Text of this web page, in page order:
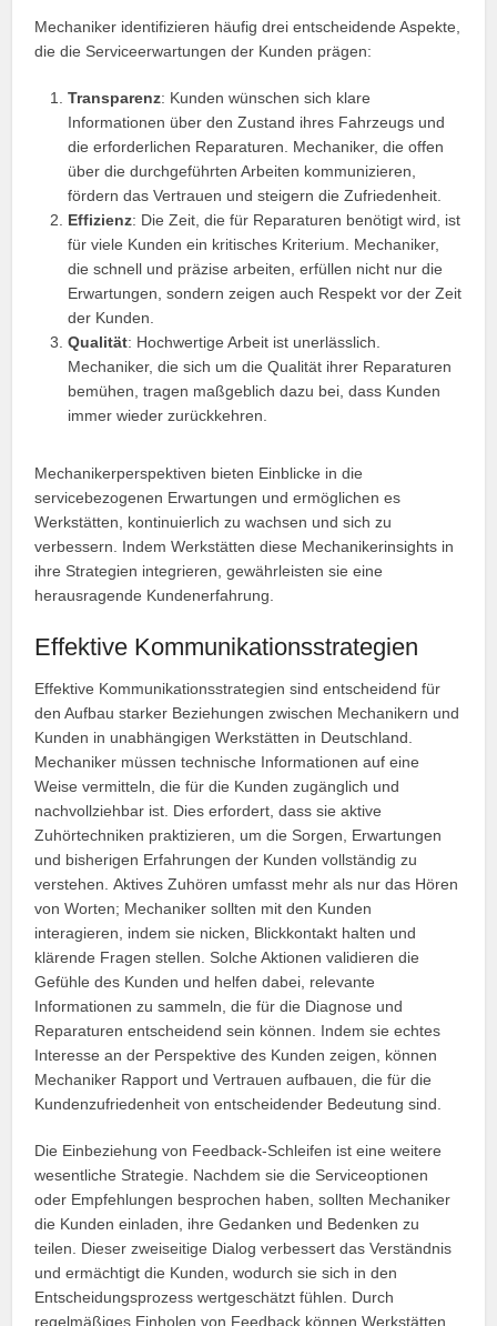
Mechaniker identifizieren häufig drei entscheidende Aspekte,
die die Serviceerwartungen der Kunden prägen:
Transparenz: Kunden wünschen sich klare
Informationen über den Zustand ihres Fahrzeugs und
die erforderlichen Reparaturen. Mechaniker, die offen
über die durchgeführten Arbeiten kommunizieren,
fördern das Vertrauen und steigern die Zufriedenheit.
Effizienz: Die Zeit, die für Reparaturen benötigt wird, ist
für viele Kunden ein kritisches Kriterium. Mechaniker,
die schnell und präzise arbeiten, erfüllen nicht nur die
Erwartungen, sondern zeigen auch Respekt vor der Zeit
der Kunden.
Qualität: Hochwertige Arbeit ist unerlässlich.
Mechaniker, die sich um die Qualität ihrer Reparaturen
bemühen, tragen maßgeblich dazu bei, dass Kunden
immer wieder zurückkehren.
Mechanikerperspektiven bieten Einblicke in die
servicebezogenen Erwartungen und ermöglichen es
Werkstätten, kontinuierlich zu wachsen und sich zu
verbessern. Indem Werkstätten diese Mechanikerinsights in
ihre Strategien integrieren, gewährleisten sie eine
herausragende Kundenerfahrung.
Effektive Kommunikationsstrategien
Effektive Kommunikationsstrategien sind entscheidend für
den Aufbau starker Beziehungen zwischen Mechanikern und
Kunden in unabhängigen Werkstätten in Deutschland.
Mechaniker müssen technische Informationen auf eine
Weise vermitteln, die für die Kunden zugänglich und
nachvollziehbar ist. Dies erfordert, dass sie aktive
Zuhörtechniken praktizieren, um die Sorgen, Erwartungen
und bisherigen Erfahrungen der Kunden vollständig zu
verstehen. Aktives Zuhören umfasst mehr als nur das Hören
von Worten; Mechaniker sollten mit den Kunden
interagieren, indem sie nicken, Blickkontakt halten und
klärende Fragen stellen. Solche Aktionen validieren die
Gefühle des Kunden und helfen dabei, relevante
Informationen zu sammeln, die für die Diagnose und
Reparaturen entscheidend sein können. Indem sie echtes
Interesse an der Perspektive des Kunden zeigen, können
Mechaniker Rapport und Vertrauen aufbauen, die für die
Kundenzufriedenheit von entscheidender Bedeutung sind.
Die Einbeziehung von Feedback-Schleifen ist eine weitere
wesentliche Strategie. Nachdem sie die Serviceoptionen
oder Empfehlungen besprochen haben, sollten Mechaniker
die Kunden einladen, ihre Gedanken und Bedenken zu
teilen. Dieser zweiseitige Dialog verbessert das Verständnis
und ermächtigt die Kunden, wodurch sie sich in den
Entscheidungsprozess wertgeschätzt fühlen. Durch
regelmäßiges Einholen von Feedback können Werkstätten